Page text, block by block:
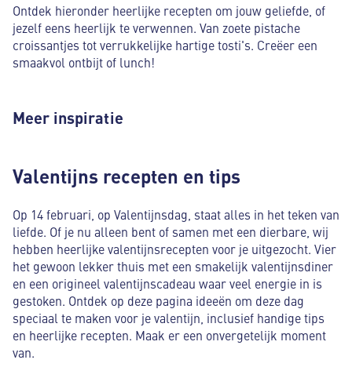
Ontdek hieronder heerlijke recepten om jouw geliefde, of
jezelf eens heerlijk te verwennen. Van zoete pistache
croissantjes tot verrukkelijke hartige tosti's. Creëer een
smaakvol ontbijt of lunch!
Meer inspiratie
Valentijns recepten en tips
Op 14 februari, op Valentijnsdag, staat alles in het teken van
liefde. Of je nu alleen bent of samen met een dierbare, wij
hebben heerlijke valentijnsrecepten voor je uitgezocht. Vier
het gewoon lekker thuis met een smakelijk valentijnsdiner
en een origineel valentijnscadeau waar veel energie in is
gestoken. Ontdek op deze pagina ideeën om deze dag
speciaal te maken voor je valentijn, inclusief handige tips
en heerlijke recepten. Maak er een onvergetelijk moment
van.